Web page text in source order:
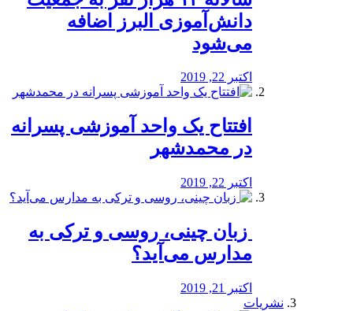
دانش‌آموزی البرز اضافه
می‌شود
اکتبر 22, 2019
افتتاح یک واحد آموزشی پسرانه
در محمدشهر
اکتبر 22, 2019
️ زبان چینی، روسی و ترکی به
مدارس می‌آید؟
اکتبر 21, 2019
نشریات